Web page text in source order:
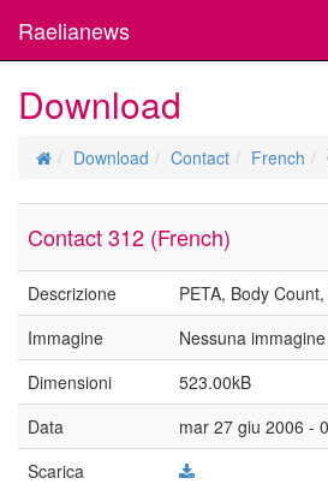
Raelianews
Download
Download Contact French
Contact 312 (French)
Descrizione
PETA, Body
Immagine
Nessuna
Dimensioni
523.00kB
Data
mar 27 giu 2006 -
Scarica